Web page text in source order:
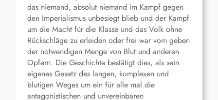
das niemand, absolut niemand im Kampf gegen
den Imperialismus unbesiegt blieb und der Kampf
um die Macht für die Klasse und das Volk ohne
Rückschläge zu erleiden oder frei war vom geben
der notwendigen Menge von Blut und anderen
Opfern. Die Geschichte bestätigt dies, als sein
eigenes Gesetz des langen, komplexen und
blutigen Weges um ein für alle mal die
antagonistischen und unvereinbaren